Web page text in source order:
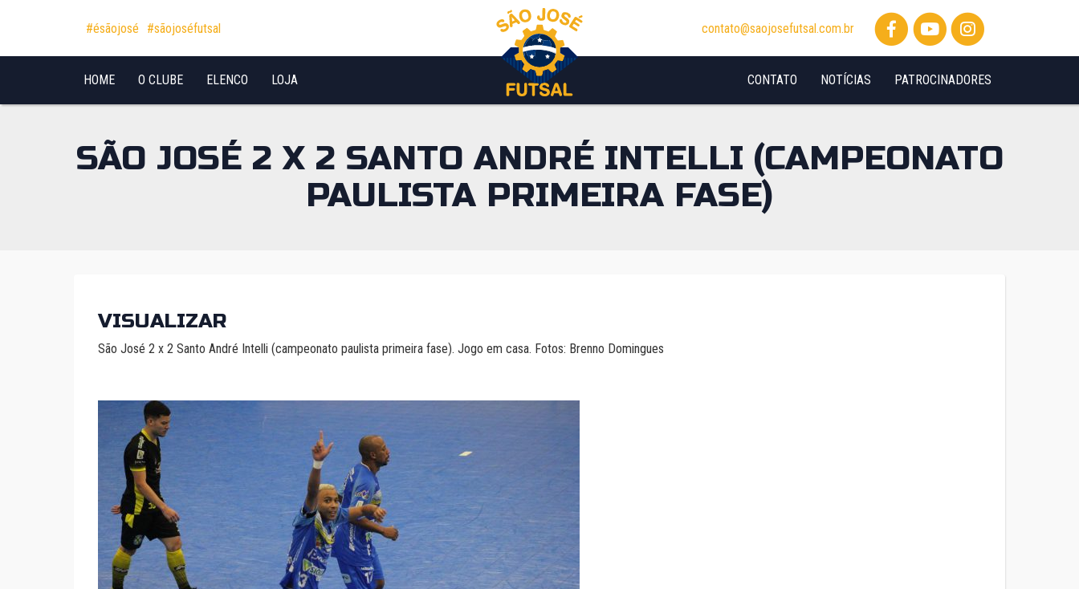
Pular para o conteúdo
#ésãojosé #sãojoséfutsal contato@saojosefutsal.com.br
HOME O CLUBE ELENCO LOJA PATROCINADORES
NOTÍCIAS
CONTATO
SÃO JOSÉ 2 X 2 SANTO ANDRÉ INTELLI (CAMPEONATO
PAULISTA PRIMEIRA FASE)
VISUALIZAR
São José 2 x 2 Santo André Intelli (campeonato paulista primeira fase). Jogo em casa. Fotos: Brenno Domingues